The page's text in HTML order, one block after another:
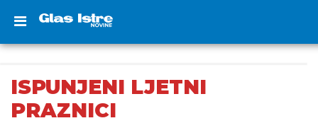
ISPUNJENI LJETNI
PRAZNICI